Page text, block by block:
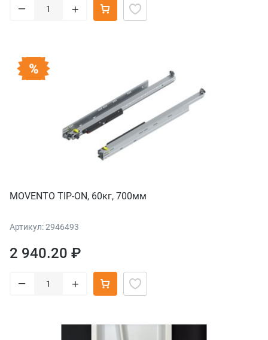
– +
MOVENTO TIP-ON, 60кг, 700мм
Артикул: 2946493
2 940.20 ₽
– +